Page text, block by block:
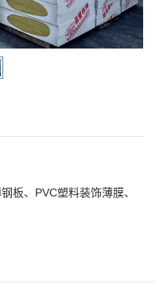
板、PVC塑料装饰薄膜、